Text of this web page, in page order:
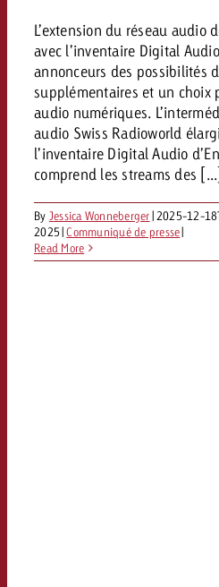
L’extension du réseau audio
avec l’inventaire Digital
annonceurs des possibilités
supplémentaires et un choix
audio numériques.
audio Swiss Radioworld
l’inventaire Digital Audio
comprend les streams des [...]
By Jessica Wonneberger| 2025-12-
2025|Communiqué de presse|
Read More